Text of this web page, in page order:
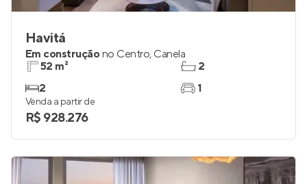
Havitá
Em construçãono Centro, Canela
52 m²
2
2
1
Venda a partir de
R$ 928.276